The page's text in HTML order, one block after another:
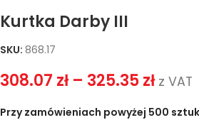
Kurtka Darby III
SKU: 868.17
308.07 zł – 325.35zł z VAT
Przy zamówieniach powyżej 500